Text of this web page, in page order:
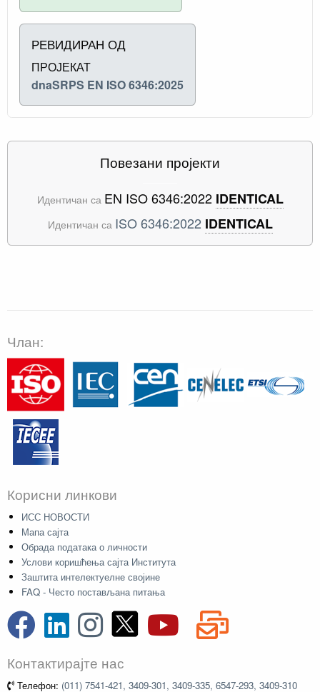
РЕВИДИРАН ОД
ПРОЈЕКАТ
dnaSRPS EN ISO 6346:2025
Повезани пројекти
Идентичан са EN ISO 6346:2022 IDENTICAL
Идентичан са ISO 6346:2022 IDENTICAL
Члан:
Корисни линкови
ИСС НОВОСТИ
Мапа сајта
Обрада података о личности
Услови коришћења сајта Института
Заштита интелектуелне својине
FAQ - Често постављана питања
Контактирајте нас
Телефон: (011) 7541-421, 3409-301, 3409-335, 6547-293, 3409-310